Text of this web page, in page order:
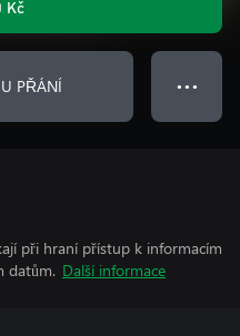
Kč
PŘÁNÍ ● ● ●
při hraní přístup k informacím
datům. Další informace